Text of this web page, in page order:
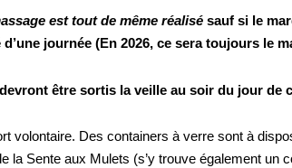
est tout de même réalisé sauf si le
journée (En 2026, ce sera toujours le
être sortis la veille au soir du jour de
volontaire. Des containers à verre sont à
la Sente aux Mulets (s’y trouve également un